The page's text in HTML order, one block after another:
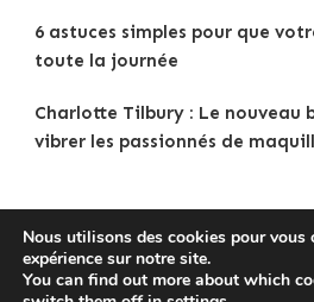
6 astuces simples pour que
toute la journée
Charlotte Tilbury : Le nouveau
vibrer les passionnés de
Copyright © 2025Tenue Femme
Politique de confidentialité
Nous utilisons des cookies pour
expérience sur notre site.
You can find out more about which